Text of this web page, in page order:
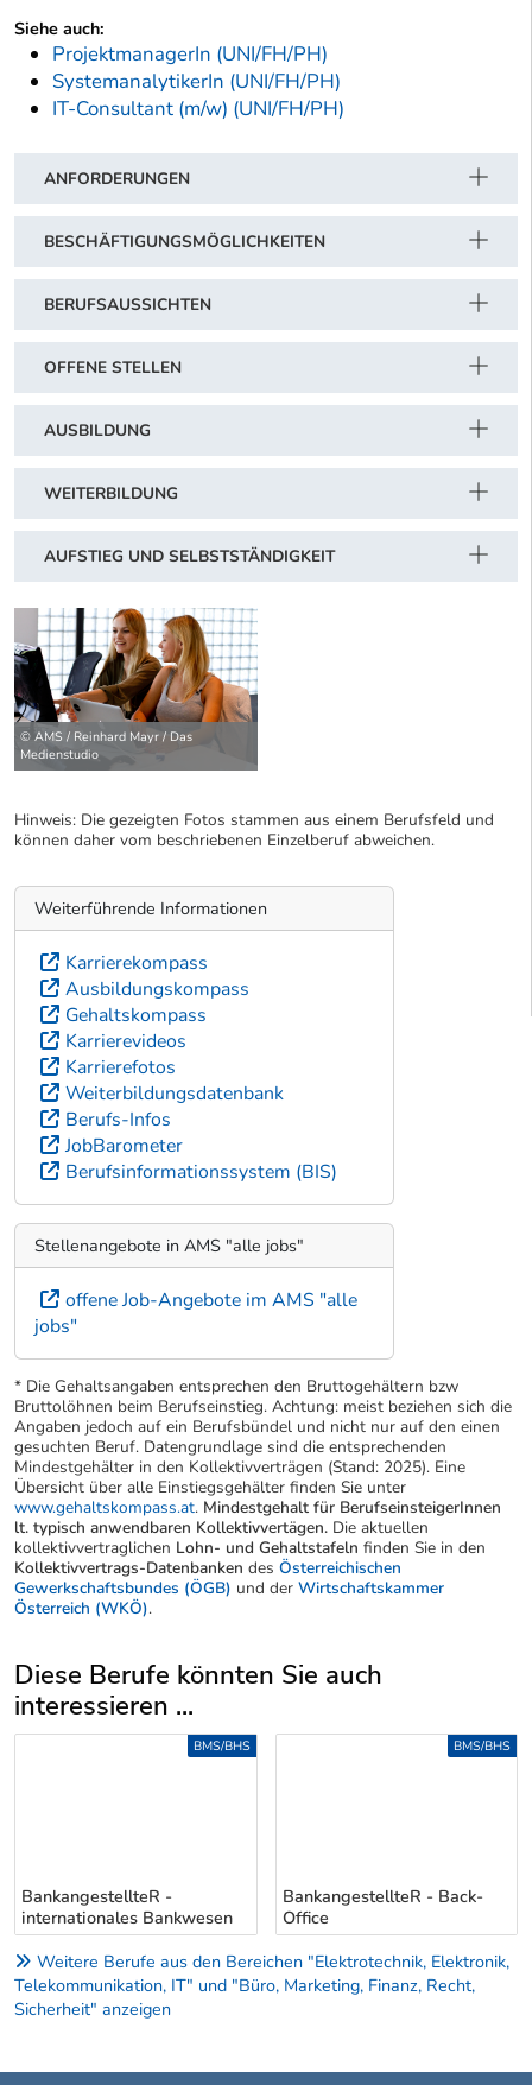
Siehe auch:
ProjektmanagerIn (UNI/FH/PH)
SystemanalytikerIn (UNI/FH/PH)
IT-Consultant (m/w) (UNI/FH/PH)
ANFORDERUNGEN
BESCHÄFTIGUNGSMÖGLICHKEITEN
BERUFSAUSSICHTEN
OFFENE STELLEN
AUSBILDUNG
WEITERBILDUNG
AUFSTIEG UND SELBSTSTÄNDIGKEIT
© AMS / Reinhard Mayr / Das
Medienstudio
Hinweis: Die gezeigten Fotos stammen aus einem Berufsfeld und
können daher vom beschriebenen Einzelberuf abweichen.
Weiterführende Informationen
Karrierekompass
Ausbildungskompass
Gehaltskompass
Karrierevideos
Karrierefotos
Weiterbildungsdatenbank
Berufs-Infos
JobBarometer
Berufsinformationssystem (BIS)
Stellenangebote in AMS "alle jobs"
offene Job-Angebote im AMS "alle
jobs"
* Die Gehaltsangaben entsprechen den Bruttogehältern bzw
Bruttolöhnen beim Berufseinstieg. Achtung: meist beziehen sich die
Angaben jedoch auf ein Berufsbündel und nicht nur auf den einen
gesuchten Beruf. Datengrundlage sind die entsprechenden
Mindestgehälter in den Kollektivverträgen (Stand: 2025). Eine
Übersicht über alle Einstiegsgehälter finden Sie unter
www.gehaltskompass.at. Mindestgehalt für BerufseinsteigerInnen
lt. typisch anwendbaren Kollektivvertägen. Die aktuellen
kollektivvertraglichen Lohn- und Gehaltstafeln finden Sie in den
Kollektivvertrags-Datenbanken des Österreichischen
Gewerkschaftsbundes (ÖGB) und der Wirtschaftskammer
Österreich (WKÖ).
Diese Berufe könnten Sie auch
interessieren ...
Uber weitere Berufsvorschläge
BankangestellteR - Back-
Office
BMS/BHS
BankangestellteR - Front-
Office
BMS/BHS
Weitere Berufe aus den Bereichen "Elektrotechnik, Elektronik,
Telekommunikation, IT" und "Büro, Marketing, Finanz, Recht,
Sicherheit" anzeigen